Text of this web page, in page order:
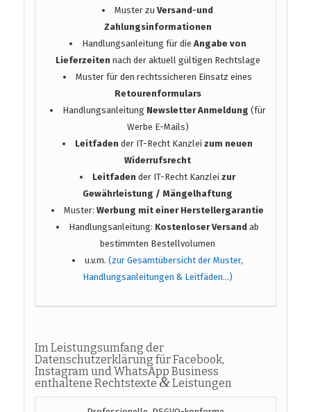
Muster zuVersand-und
Zahlungsinformationen
Handlungsanleitung für die Angabe von
Lieferzeiten nach der aktuell gültigen Rechtslage
Muster für den rechtssicheren Einsatz eines
Retourenformulars
Handlungsanleitung Newsletter Anmeldung (für
Werbe E-Mails)
Leitfaden der IT-Recht Kanzleizum neuen
Widerrufsrecht
Leitfaden der IT-Recht Kanzleizur
Gewährleistung / Mängelhaftung
Muster:Werbung mit einer Herstellergarantie
Handlungsanleitung: Kostenloser Versand ab
bestimmten Bestellvolumen
u.v.m.(zur Gesamtübersicht der Muster,
Handlungsanleitungen & Leitfäden…)
Im Leistungsumfang der
Datenschutzerklärung für Facebook,
Instagram und WhatsApp Business
enthaltene Rechtstexte&Leistungen